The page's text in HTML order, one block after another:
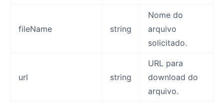
fileName string
Nome do
arquivo
solicitado.
url string
URL para
download do
arquivo.